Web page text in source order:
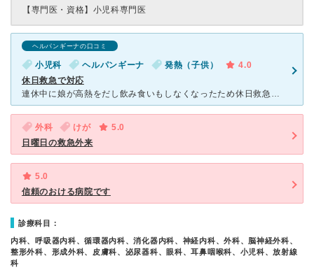
【専門医・資格】 小児科専門医
ヘルパンギーナの口コミ
小児科 ヘルパンギーナ 発熱（子供）
4.0
休日救急で対応
連休中に娘が高熱をだし飲み食いもしなくなったため休日救急でお世話になりました。 やはり患者さんは何人もいて待ち時間は二時間。 呼ばれて診察したのがものの５分。 この日は小児科の先生がいて、娘
外科 けが
5.0
日曜日の救急外来
5.0
信頼のおける病院です
診療科目：
内科、呼吸器内科、循環器内科、消化器内科、神経内科、外科、脳神経外科、
整形外科、形成外科、皮膚科、泌尿器科、眼科、耳鼻咽喉科、小児科、放射線
科